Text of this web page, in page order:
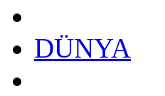
DÜNYA